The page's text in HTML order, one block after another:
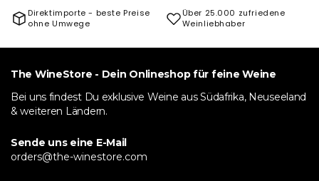
Direktimporte - beste Preise
ohne Umwege
Über 25.000 zufriedene
Weinliebhaber
The WineStore - Dein Onlineshop für feine Weine
Bei uns findest Du exklusive Weine aus Südafrika, Neuseeland
& weiteren Ländern.
Sende uns eine E-Mail
orders@the-winestore.com